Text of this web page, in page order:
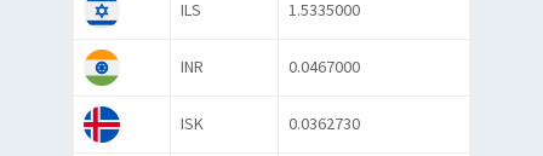
ILS 1.5335000
INR 0.0467000
ISK 0.0362730